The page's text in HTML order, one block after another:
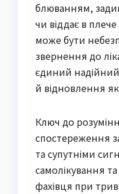
блюванням,
чи віддає в
може бути
звернення до
єдиний
й відновлення
Ключ до
спостереження
та супутніми
самолікування
фахівця при